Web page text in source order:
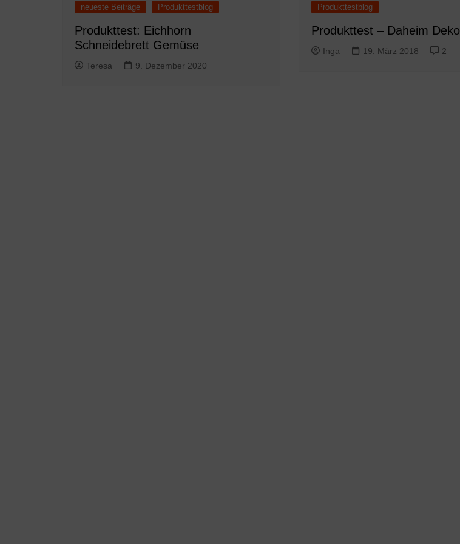
neueste Beiträge Produkttestblog
Produkttest: Eichhorn
Schneidebrett Gemüse
Teresa 9. Dezember 2020
Produkttestblog
Produkttest – Daheim Deko
Inga 19. März 2018 2